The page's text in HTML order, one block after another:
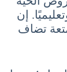
إن
تضاف